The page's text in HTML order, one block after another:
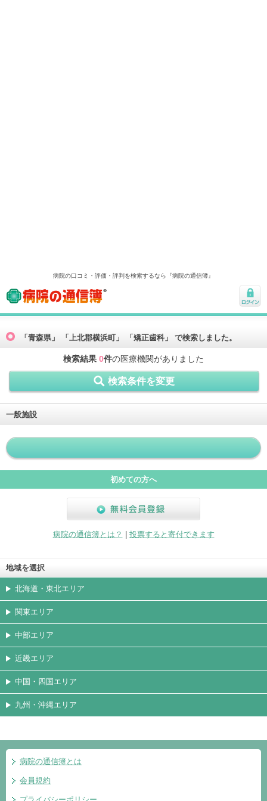
病院の口コミ・評価・評判を検索するなら『病院の通信簿』
病院の通信簿
ログ
「青森県」 「上北郡横浜町」 「矯正歯科」 で検索しました。
検索結果 0件の医療機関がありました
検索条件を変更
一般施設
初めての方へ
病院の通信簿とは？
投票すると寄付できます
地域を選択
北海道・東北エリア
関東エリア
中部エリア
近畿エリア
中国・四国エリア
九州・沖縄エリア
病院の通信簿とは
会員規約